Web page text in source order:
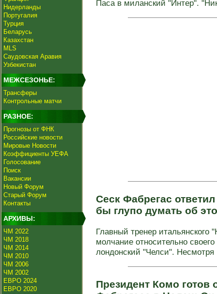
Нидерланды
Португалия
Турция
Беларусь
Казахстан
MLS
Саудовская Аравия
Узбекистан
МЕЖСЕЗОНЬЕ:
Трансферы
Контрольные матчи
РАЗНОЕ:
Прогнозы от ФНК
Российские новости
Мировые Новости
Коэффициенты УЕФА
Голосование
Поиск
Вакансии
Новый Форум
Старый Форум
Контакты
АРХИВЫ:
ЧМ 2022
ЧМ 2018
ЧМ 2014
ЧМ 2010
ЧМ 2006
ЧМ 2002
ЕВРО 2024
ЕВРО 2020
Паса в миланский "Интер".
Сеск Фабрегас
бы глупо думать об
Главный тренер итальянского
молчание относительно
лондонский "Челси". Несмотря
Президент Комо готов